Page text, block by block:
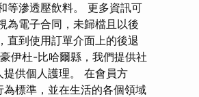
等滲透壓飲料。 更多資訊可
為電子合同，未歸檔且以後
直到使用訂單介面上的後退
伊杜-比哈爾縣，我們提供社
供個人護理。 在會員方
標準，並在生活的各個領域